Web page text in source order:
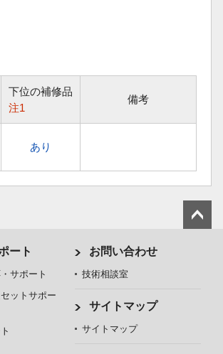
下位の補修品
注1
備考
あり
ート
サポート
ットサポー
お問い合わせ
技術相談室
サイトマップ
サイトマップ